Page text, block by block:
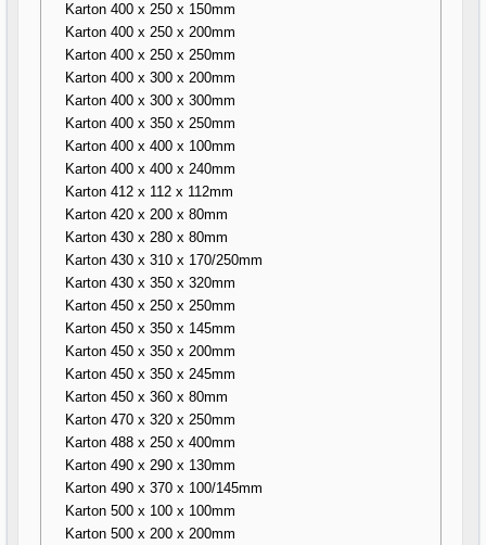
Karton 400 x 250 x 150mm
Karton 400 x 250 x 200mm
Karton 400 x 250 x 250mm
Karton 400 x 300 x 200mm
Karton 400 x 300 x 300mm
Karton 400 x 350 x 250mm
Karton 400 x 400 x 100mm
Karton 400 x 400 x 240mm
Karton 412 x 112 x 112mm
Karton 420 x 200 x 80mm
Karton 430 x 280 x 80mm
Karton 430 x 310 x 170/250mm
Karton 430 x 350 x 320mm
Karton 450 x 250 x 250mm
Karton 450 x 350 x 145mm
Karton 450 x 350 x 200mm
Karton 450 x 350 x 245mm
Karton 450 x 360 x 80mm
Karton 470 x 320 x 250mm
Karton 488 x 250 x 400mm
Karton 490 x 290 x 130mm
Karton 490 x 370 x 100/145mm
Karton 500 x 100 x 100mm
Karton 500 x 200 x 200mm